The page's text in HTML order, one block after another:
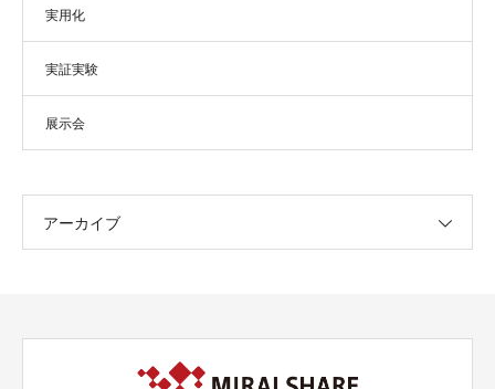
実用化
実証実験
展示会
アーカイブ